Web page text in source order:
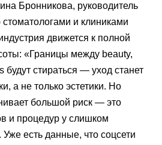
Бронникова, руководитель
стоматологами и клиниками
движется к полной
«Границы между beauty,
будут стираться — уход станет
а не только эстетики. Но
большой риск — это
и процедур у слишком
есть данные, что соцсети